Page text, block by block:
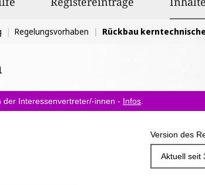
Regelungsvorhaben Rückbau
der Interessenvertreter/-innen - Infos
Version des